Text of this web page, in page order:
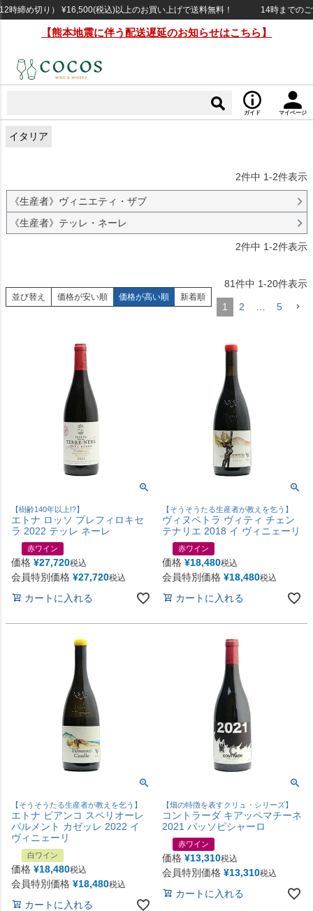
締め切り） ¥16,500(税込)以上のお買い上げで送料無料！ 14時までのご
【熊本地震に伴う配送遅延のお知らせはこちら】
ガイド マイページ
イタリア
2件中 1-2件表示
《生産者》ヴィニエティ・ザブ
《生産者》テッレ・ネーレ
2件中 1-2件表示
並び替え 価格が安い順 価格が高い順 新着順
81件中 1-20件表示
1 2 5
【樹齢140年以上!?】
エトナ ロッソ プレフィロキセ
ラ 2022 テッレ ネーレ
赤ワイン
価格 ¥27,720税込
会員特別価格 ¥27,720税込
カートに入れる
【そうそうたる生産者が教えを乞う】
ヴィヌペトラ ヴィティ チェン
テナリエ 2018 イ ヴィニェーリ
赤ワイン
価格 ¥18,480税込
会員特別価格 ¥18,480税込
カートに入れる
【そうそうたる生産者が教えを乞う】
エトナ ビアンコ スペリオーレ
パルメント カゼッレ 2022 イ
ヴィニェーリ
白ワイン
価格 ¥18,480税込
会員特別価格 ¥18,480税込
カートに入れる
【畑の特徴を表すクリュ・シリーズ】
コントラーダ キアッペマチーネ
2021 パッソピシャーロ
赤ワイン
価格 ¥13,310税込
会員特別価格 ¥13,310税込
カートに入れる